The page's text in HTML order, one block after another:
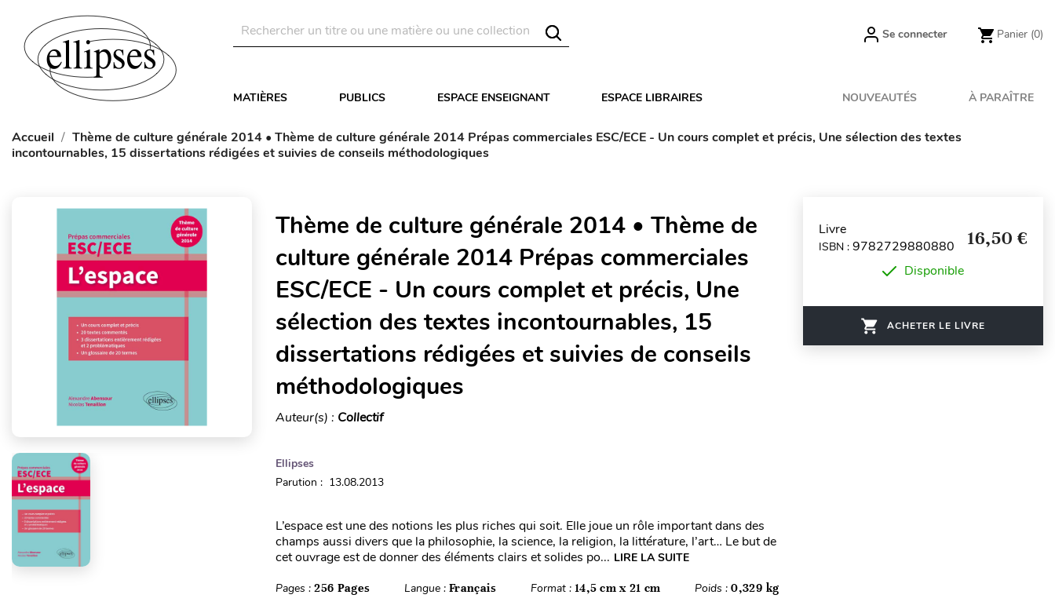
Se connecter Panier (0)
MATIÈRES PUBLICS ESPACE ENSEIGNANT ESPACE LIBRAIRES NOUVEAUTÉS À PARAÎTRE
Accueil
Thème de culture générale 2014 • Thème de culture générale 2014 Prépas commerciales ESC/ECE - Un cours complet et précis, Une sélection des textes
incontournables, 15 dissertations rédigées et suivies de conseils méthodologiques
Thème de culture générale 2014 • Thème de
culture générale 2014 Prépas commerciales
ESC/ECE - Un cours complet et précis, Une
sélection des textes incontournables, 15
dissertations rédigées et suivies de conseils
méthodologiques
Auteur(s) : Collectif
Ellipses
Parution : 13.08.2013
L’espace est une des notions les plus riches qui soit. Elle joue un rôle important dans des
champs aussi divers que la philosophie, la science, la religion, la littérature, l’art… Le but de
cet ouvrage est de donner des éléments clairs et solides po... LIRE LA SUITE
Pages : 256 Pages Langue : Français Format : 14,5 cm x 21 cm Poids :0,329 kg
Livre
ISBN : 9782729880880 16,50 €
Disponible
ACHETER LE LIVRE